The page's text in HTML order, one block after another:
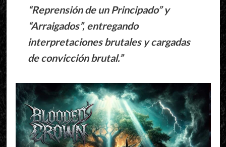
“Reprensión de un Principado” y
“Arraigados”, entregando
interpretaciones brutales y cargadas
de convicción brutal.”